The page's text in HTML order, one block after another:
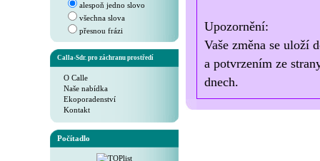
alespoň jedno slovo
všechna slova
přesnou frázi
Calla-Sdr. pro záchranu prostředí
O Calle
Naše nabídka
Ekoporadenství
Kontakt
Počítadlo
Upozornění:
Vaše změna se uloží
a potvrzením ze
dnech.